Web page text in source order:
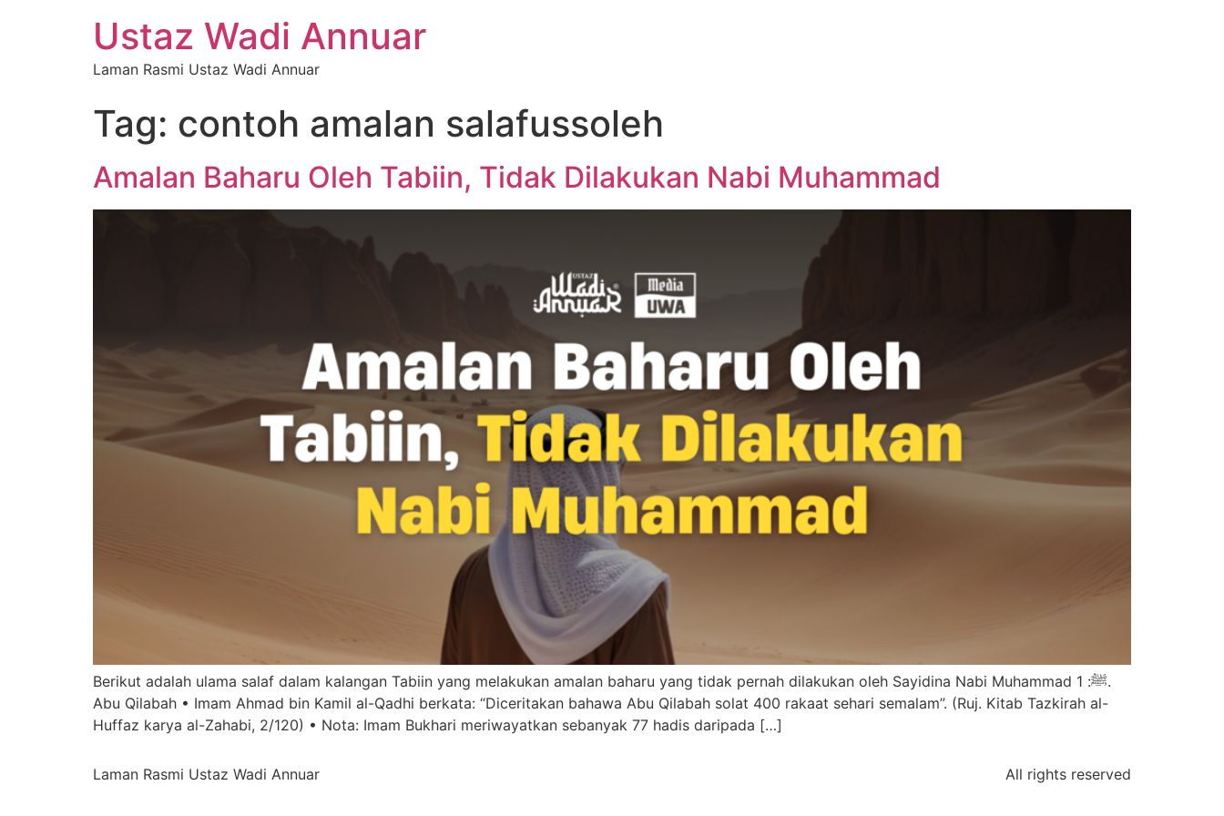
Ustaz Wadi Annuar
Laman Rasmi Ustaz Wadi Annuar
Tag: contoh amalan salafussoleh
Amalan Baharu Oleh Tabiin, Tidak Dilakukan Nabi Muhammad
Berikut adalah ulama salaf dalam kalangan Tabiin yang melakukan amalan baharu yang tidak pernah dilakukan oleh Sayidina Nabi Muhammad ﷺ: 1.⁠
⁠Abu Qilabah •⁠ ⁠Imam Ahmad bin Kamil al-Qadhi berkata: “Diceritakan bahawa Abu Qilabah solat 400 rakaat sehari semalam”. (Ruj. Kitab Tazkirah al-
Huffaz karya al-Zahabi, 2/120) •⁠ ⁠Nota: Imam Bukhari meriwayatkan sebanyak 77 hadis daripada […]
Laman Rasmi Ustaz Wadi Annuar All rights reserved